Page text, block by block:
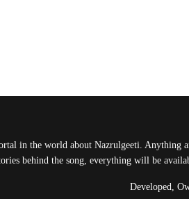
in the world about Nazrulgeeti.
behind the song, everything will be
Developed,